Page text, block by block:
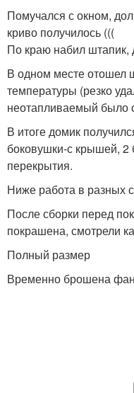
Помучался с окном,
криво получилось (((
По краю набил штапик,
В одном месте отошел
температуры (резко
неотапливаемый было
В итоге домик
боковушки-с крышей, 2
перекрытия.
Ниже работа в разных
После сборки перед
покрашена, смотрели
Полный размер
Временно брошена